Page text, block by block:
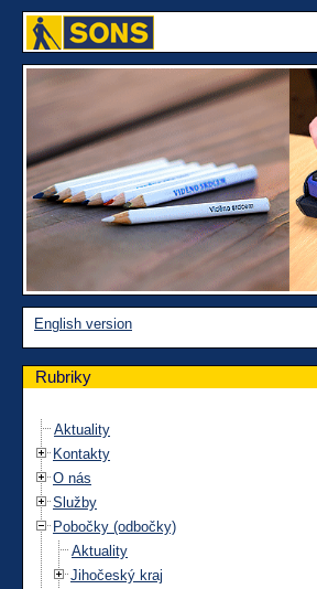
English version
Rubriky
Aktuality
Kontakty
O nás
Služby
Pobočky (odbočky)
Aktuality
Jihočeský kraj